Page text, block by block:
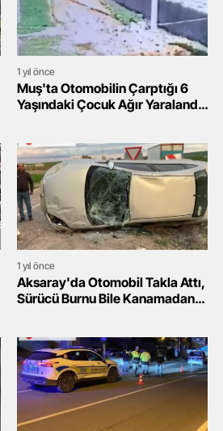
1 yıl önce
Muş'ta Otomobilin Çarptığı 6
Yaşındaki Çocuk Ağır Yaralandı,
1 yıl önce
Aksaray'da Otomobil Takla Attı,
Sürücü Burnu Bile Kanamadan